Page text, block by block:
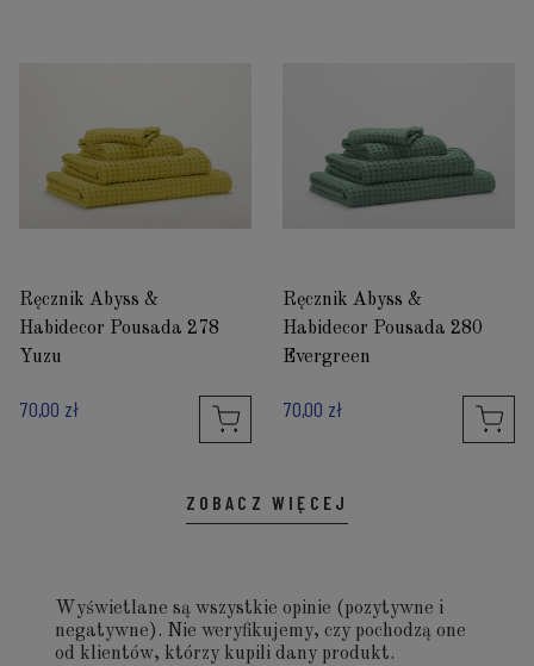
Ręcznik Abyss &
Habidecor Pousada 278
Yuzu
70,00 zł
Ręcznik Abyss &
Habidecor Pousada 280
Evergreen
70,00 zł
ZOBACZ WIĘCEJ
Wyświetlane są wszystkie opinie (pozytywne i
negatywne). Nie weryfikujemy, czy pochodzą one
od klientów, którzy kupili dany produkt.